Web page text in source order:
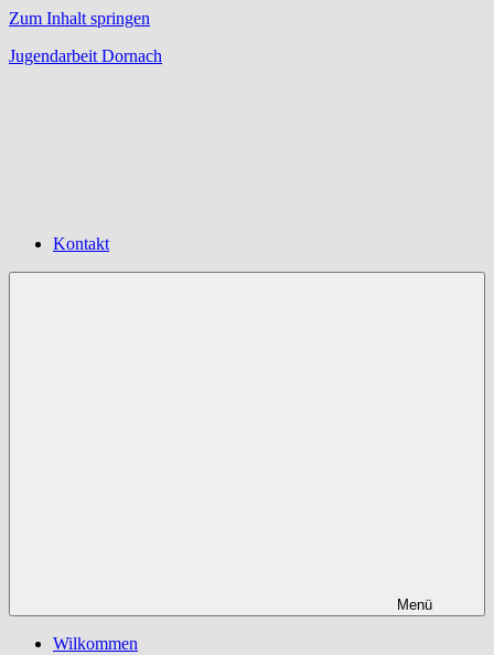
Zum Inhalt springen
Jugendarbeit Dornach
Kontakt
Menü
Wilkommen